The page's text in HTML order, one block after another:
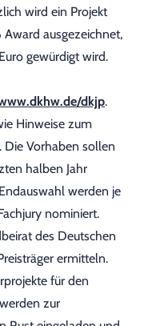
wird ein Projekt
ausgezeichnet,
gewürdigt wird.
dkjp.
Hinweise zum
Die Vorhaben sollen
halben Jahr
werden je
nominiert.
des Deutschen
ermitteln.
für den
zur